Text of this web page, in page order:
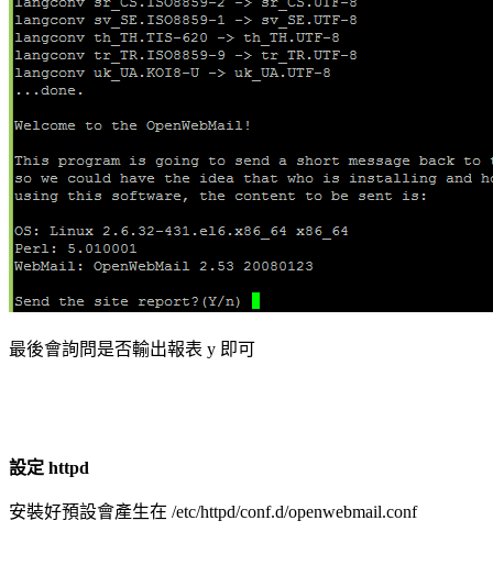
最後會詢問是否輸出報表 y 即可
設定 httpd
安裝好預設會產生在 /etc/httpd/conf.d/openwebmail.conf